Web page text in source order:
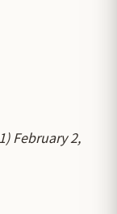
February 2,